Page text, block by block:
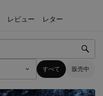
レビュー レター
すべて 販売中